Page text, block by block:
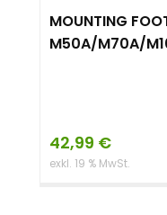
MOUNTING
M50A/M70A/
42,99 €
exkl. 19 % MwSt.